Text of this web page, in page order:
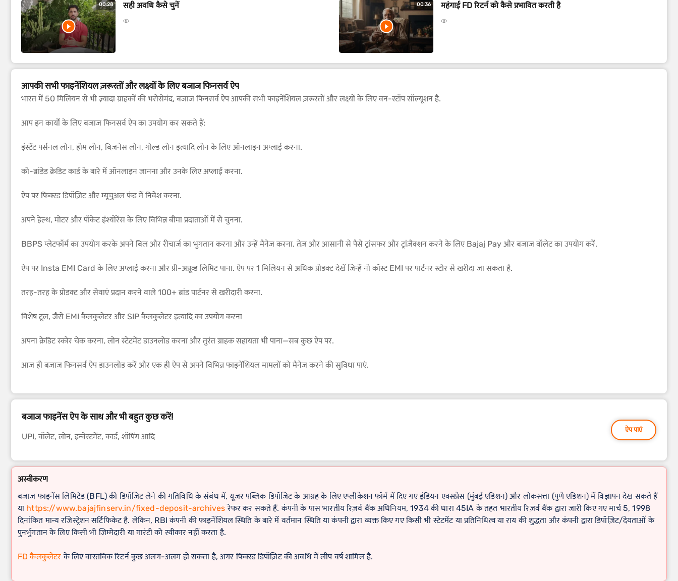
00:28 सही अवधि कैसे चुनें 00:36 महंगाई FD रिटर्न को कैसे प्रभावित करती है
आपकी सभी फाइनेंशियल ज़रूरतों और लक्ष्यों के लिए बजाज फिनसर्व ऐप
भारत में 50 मिलियन से भी ज़्यादा ग्राहकों की भरोसेमंद, बजाज फिनसर्व ऐप आपकी सभी फाइनेंशियल ज़रूरतों और लक्ष्यों के लिए वन-स्टॉप सॉल्यूशन है.
आप इन कार्यों के लिए बजाज फिनसर्व ऐप का उपयोग कर सकते हैं:
इंस्टेंट पर्सनल लोन, होम लोन, बिज़नेस लोन, गोल्ड लोन इत्यादि लोन के लिए ऑनलाइन अप्लाई करना.
को-ब्रांडेड क्रेडिट कार्ड के बारे में ऑनलाइन जानना और उनके लिए अप्लाई करना.
ऐप पर फिक्स्ड डिपॉज़िट और म्यूचुअल फंड में निवेश करना.
अपने हेल्थ, मोटर और पॉकेट इंश्योरेंस के लिए विभिन्न बीमा प्रदाताओं में से चुनना.
BBPS प्लेटफॉर्म का उपयोग करके अपने बिल और रीचार्ज का भुगतान करना और उन्हें मैनेज करना. तेज़ और आसानी से पैसे ट्रांसफर और ट्रांज़ैक्शन करने के लिए Bajaj Pay और बजाज वॉलेट का उपयोग करें.
ऐप पर Insta EMI Card के लिए अप्लाई करना और प्री-अप्रूव्ड लिमिट पाना. ऐप पर 1 मिलियन से अधिक प्रोडक्ट देखें जिन्हें नो कॉस्ट EMI पर पार्टनर स्टोर से खरीदा जा सकता है.
तरह-तरह के प्रोडक्ट और सेवाएं प्रदान करने वाले 100+ ब्रांड पार्टनर से खरीदारी करना.
विशेष टूल, जैसे EMI कैलकुलेटर और SIP कैलकुलेटर इत्यादि का उपयोग करना
अपना क्रेडिट स्कोर चेक करना, लोन स्टेटमेंट डाउनलोड करना और तुरंत ग्राहक सहायता भी पाना—सब कुछ ऐप पर.
आज ही बजाज फिनसर्व ऐप डाउनलोड करें और एक ही ऐप से अपने विभिन्न फाइनेंशियल मामलों को मैनेज करने की सुविधा पाएं.
बजाज फाइनेंस ऐप के साथ और भी बहुत कुछ करें!
UPI, वॉलेट, लोन, इन्वेस्टमेंट, कार्ड, शॉपिंग आदि
ऐप पाएं
अस्वीकरण
बजाज फाइनेंस लिमिटेड (BFL) की डिपॉज़िट लेने की गतिविधि के संबंध में, यूज़र पब्लिक डिपॉज़िट के आग्रह के लिए एप्लीकेशन फॉर्म में दिए गए इंडियन एक्सप्रेस (मुंबई एडिशन) और लोकसत्ता (पुणे एडिशन) में विज्ञापन देख सकते हैं
या https://www.bajajfinserv.in/fixed-deposit-archives रेफर कर सकते हैं. कंपनी के पास भारतीय रिज़र्व बैंक अधिनियम, 1934 की धारा 45IA के तहत भारतीय रिज़र्व बैंक द्वारा जारी किए गए मार्च 5, 1998
दिनांकित मान्य रजिस्ट्रेशन सर्टिफिकेट है. लेकिन, RBI कंपनी की फाइनेंशियल स्थिति के बारे में वर्तमान स्थिति या कंपनी द्वारा व्यक्त किए गए किसी भी स्टेटमेंट या प्रतिनिधित्व या राय की शुद्धता और कंपनी द्वारा डिपॉज़िट/देयताओं के
पुनर्भुगतान के लिए किसी भी जिम्मेदारी या गारंटी को स्वीकार नहीं करता है.
FD कैलकुलेटर के लिए वास्तविक रिटर्न कुछ अलग-अलग हो सकता है, अगर फिक्स्ड डिपॉज़िट की अवधि में लीप वर्ष शामिल है.